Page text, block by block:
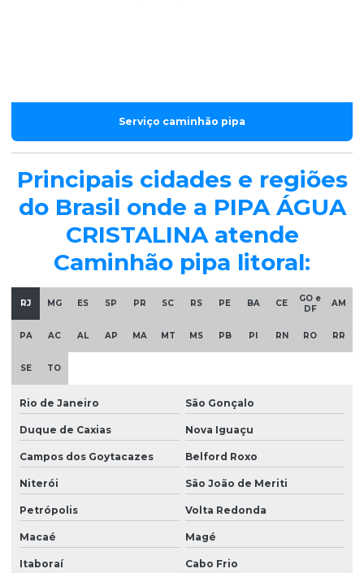
Serviço caminhão pipa
Principais cidades e regiões
do Brasil onde a PIPA ÁGUA
CRISTALINA atende
Caminhão pipa litoral:
RJ MG ES SP PR SC RS PE BA CE
GO e
DF
AM
PA AC AL AP MA MT MS PB PI RN RO RR
SE TO
Rio de Janeiro São Gonçalo
Duque de Caxias Nova Iguaçu
Campos dos Goytacazes Belford Roxo
Niterói São João de Meriti
Petrópolis Volta Redonda
Macaé Magé
Itaboraí Cabo Frio